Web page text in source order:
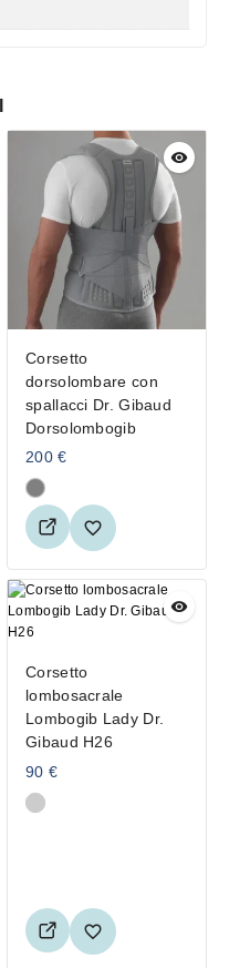
Corsetto
dorsolombare con
spallacci Dr. Gibaud
Dorsolombogib
200€
Corsetto
lombosacrale
Lombogib Lady Dr.
Gibaud H26
90 €